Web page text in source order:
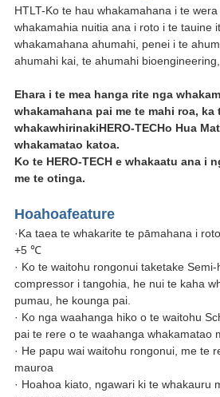
HTLT-Ko te hau whakamahana i te
whakamahia nuitia ana i roto i te tauine
whakamahana ahumahi, penei i te
ahumahi kai, te ahumahi
Ehara i te mea hanga rite nga
whakamahana pai me te mahi roa, ka
whakawhirinakiHERO-TECHo Hua
whakamatao katoa.
Ko te HERO-TECH e whakaatu ana i
me te otinga.
Hoahoafeature
·Ka taea te whakarite te pāmahana i
+5 ℃
· Ko te waitohu rongonui taketake
compressor i tangohia, he nui te kaha
pumau, he kounga pai.
· Ko nga waahanga hiko o te waitohu
pai te rere o te waahanga whakamatao
· He papu wai waitohu rongonui, me te
mauroa
· Hoahoa kiato, ngawari ki te whakauru